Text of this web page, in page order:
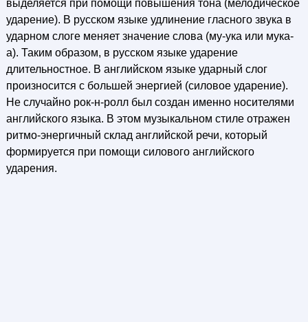
выделяется при помощи повышения тона (мелодическое
ударение). В русском языке удлинение гласного звука в
ударном слоге меняет значение слова (му-ука или мука-
а). Таким образом, в русском языке ударение
длительностное. В английском языке ударный слог
произносится с большей энергией (силовое ударение).
Не случайно рок-н-ролл был создан именно носителями
английского языка. В этом музыкальном стиле отражен
ритмо-энергичный склад английской речи, который
формируется при помощи силового английского
ударения.